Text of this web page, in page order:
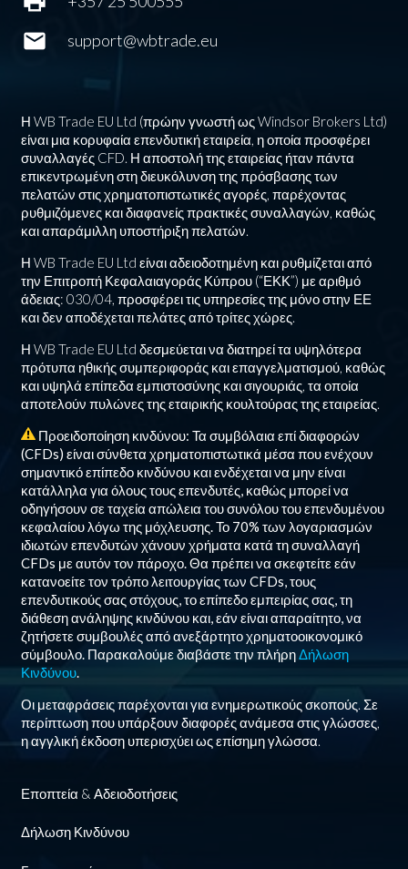
mail support@wbtrade.eu
Η WB Trade EU Ltd (πρώην γνωστή ως Windsor Brokers Ltd)
είναι μια κορυφαία επενδυτική εταιρεία, η οποία προσφέρει
συναλλαγές CFD. Η αποστολή της εταιρείας ήταν πάντα
επικεντρωμένη στη διευκόλυνση της πρόσβασης των
πελατών στις χρηματοπιστωτικές αγορές, παρέχοντας
ρυθμιζόμενες και διαφανείς πρακτικές συναλλαγών, καθώς
και απαράμιλλη υποστήριξη πελατών.
Η WB Trade EU Ltd είναι αδειοδοτημένη και ρυθμίζεται από
την Επιτροπή Κεφαλαιαγοράς Κύπρου (“ΕΚΚ”) με αριθμό
άδειας: 030/04, προσφέρει τις υπηρεσίες της μόνο στην ΕΕ
και δεν αποδέχεται πελάτες από τρίτες χώρες.
Η WB Trade EU Ltd δεσμεύεται να διατηρεί τα υψηλότερα
πρότυπα ηθικής συμπεριφοράς και επαγγελματισμού, καθώς
και υψηλά επίπεδα εμπιστοσύνης και σιγουριάς, τα οποία
αποτελούν πυλώνες της εταιρικής κουλτούρας της εταιρείας.
Προειδοποίηση κινδύνου: Τα συμβόλαια επί διαφορών
(CFDs) είναι σύνθετα χρηματοπιστωτικά μέσα που ενέχουν
σημαντικό επίπεδο κινδύνου και ενδέχεται να μην είναι
κατάλληλα για όλους τους επενδυτές, καθώς μπορεί να
οδηγήσουν σε ταχεία απώλεια του συνόλου του επενδυμένου
κεφαλαίου λόγω της μόχλευσης. Το 70% των λογαριασμών
ιδιωτών επενδυτών χάνουν χρήματα κατά τη συναλλαγή
CFDs με αυτόν τον πάροχο. Θα πρέπει να σκεφτείτε εάν
κατανοείτε τον τρόπο λειτουργίας των CFDs, τους
επενδυτικούς σας στόχους, το επίπεδο εμπειρίας σας, τη
διάθεση ανάληψης κινδύνου και, εάν είναι απαραίτητο, να
ζητήσετε συμβουλές από ανεξάρτητο χρηματοοικονομικό
σύμβουλο. Παρακαλούμε διαβάστε την πλήρηΔήλωση
Κινδύνου.
Οι μεταφράσεις παρέχονται για ενημερωτικούς σκοπούς. Σε
περίπτωση που υπάρξουν διαφορές ανάμεσα στις γλώσσες,
η αγγλική έκδοση υπερισχύει ως επίσημη γλώσσα.
Εποπτεία & Αδειοδοτήσεις
Δήλωση Κινδύνου